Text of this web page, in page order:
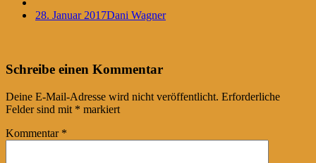
28. Januar 2017Dani Wagner
Post
navigation
←
Schreibe einen Kommentar
Deine E-Mail-Adresse wird nicht veröffentlicht. Erforderliche
Felder sind mit * markiert
Kommentar *